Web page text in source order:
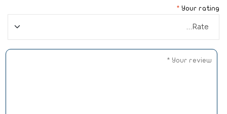
Your rating
*